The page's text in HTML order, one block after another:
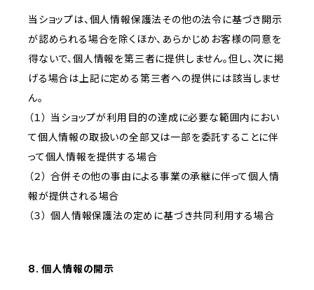
当ショップは、個人情報保護法その他の法令に基づき開示
が認められる場合を除くほか、あらかじめお客様の同意を
得ないで、個人情報を第三者に提供しません。但し、次に掲
げる場合は上記に定める第三者への提供には該当しませ
ん。
（１） 当ショップが利用目的の達成に必要な範囲内におい
て個人情報の取扱いの全部又は一部を委託することに伴
って個人情報を提供する場合
（２） 合併その他の事由による事業の承継に伴って個人情
報が提供される場合
（３） 個人情報保護法の定めに基づき共同利用する場合
8. 個人情報の開示